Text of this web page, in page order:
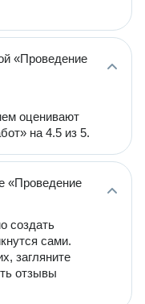
«Проведение
оценивают
на 4.5 из 5.
«Проведение
создать
сами.
загляните
отзывы